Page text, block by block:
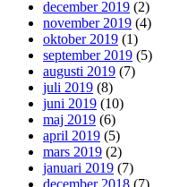
december 2019 (2)
november 2019 (4)
oktober 2019 (1)
september 2019 (5)
augusti 2019 (7)
juli 2019 (8)
juni 2019 (10)
maj 2019 (6)
april 2019 (5)
mars 2019 (2)
januari 2019 (7)